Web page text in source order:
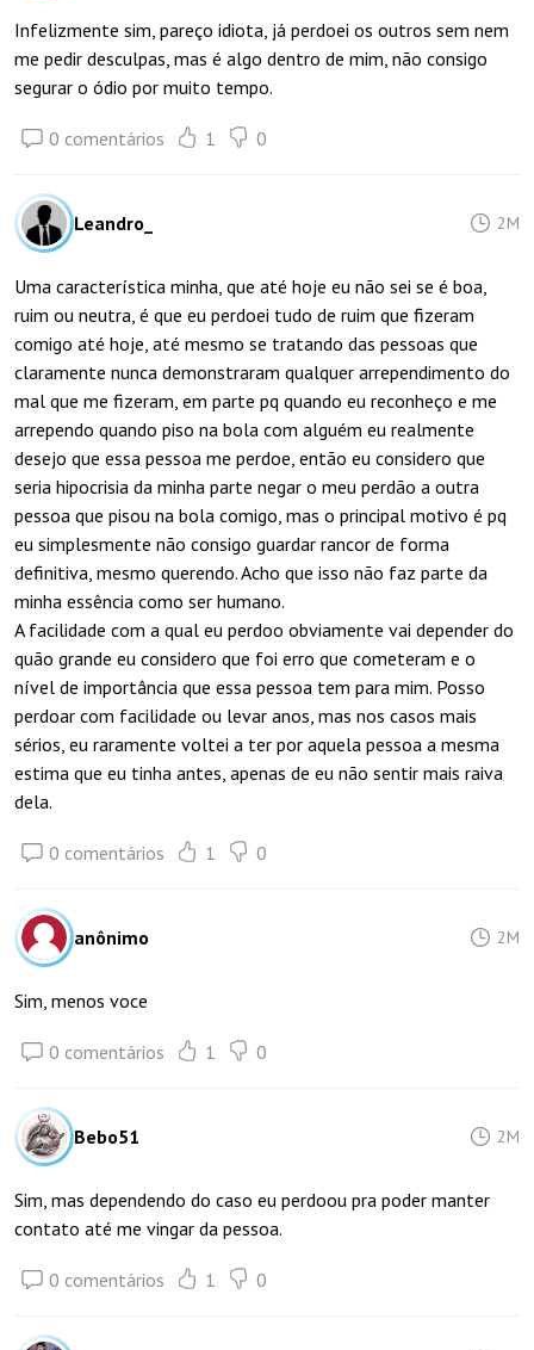
Infelizmente sim, pareço idiota, já perdoei os outros sem nem
me pedir desculpas, mas é algo dentro de mim, não consigo
segurar o ódio por muito tempo.
0 comentários 1 0
Leandro_ 2M
Uma característica minha, que até hoje eu não sei se é boa,
ruim ou neutra, é que eu perdoei tudo de ruim que fizeram
comigo até hoje, até mesmo se tratando das pessoas que
claramente nunca demonstraram qualquer arrependimento do
mal que me fizeram, em parte pq quando eu reconheço e me
arrependo quando piso na bola com alguém eu realmente
desejo que essa pessoa me perdoe, então eu considero que
seria hipocrisia da minha parte negar o meu perdão a outra
pessoa que pisou na bola comigo, mas o principal motivo é pq
eu simplesmente não consigo guardar rancor de forma
definitiva, mesmo querendo. Acho que isso não faz parte da
minha essência como ser humano.
A facilidade com a qual eu perdoo obviamente vai depender do
quão grande eu considero que foi erro que cometeram e o
nível de importância que essa pessoa tem para mim. Posso
perdoar com facilidade ou levar anos, mas nos casos mais
sérios, eu raramente voltei a ter por aquela pessoa a mesma
estima que eu tinha antes, apenas de eu não sentir mais raiva
dela.
0 comentários 1 0
anônimo 2M
Sim, menos voce
0 comentários 1 0
Bebo51 2M
Sim, mas dependendo do caso eu perdoou pra poder manter
contato até me vingar da pessoa.
0 comentários 1 0